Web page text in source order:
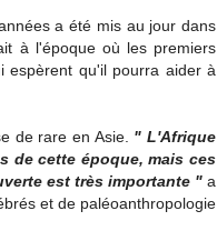
a été mis au jour dans
à l'époque où les premiers
espèrent qu'il pourra aider à
de rare en Asie. " L'Afrique
de cette époque, mais ces
est très importante "a
et de paléoanthropologie